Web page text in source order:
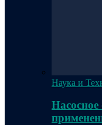
Наука и